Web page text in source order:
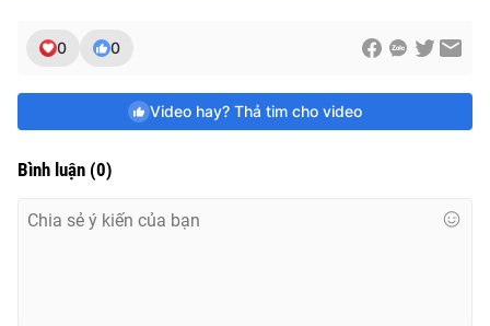
0 0
Video hay? Thả tim cho video
Bình luận (0)